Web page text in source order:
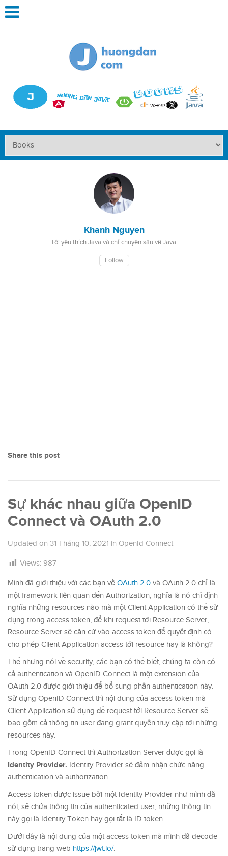
Khanh Nguyen
Tôi yêu thích Java và chỉ chuyên sâu về Java.
Follow
Share this post
Sự khác nhau giữa OpenID
Connect và OAuth 2.0
Updated on 31 Tháng 10, 2021 in OpenId Connect
Views: 987
Mình đã giới thiệu với các bạn về OAuth 2.0 và OAuth 2.0 chỉ là
một framework liên quan đến Authorization, nghĩa là nó chỉ định
nghĩa những resources nào mà một Client Application có thể sử
dụng trong access token, để khi request tới Resource Server,
Resource Server sẽ căn cứ vào access token để quyết định có
cho phép Client Application access tới resource hay là không?
Thế nhưng nói về security, các bạn có thể biết, chúng ta còn có
cả authentication và OpenID Connect là một extension của
OAuth 2.0 được giới thiệu để bổ sung phần authentication này.
Sử dụng OpenID Connect thì nội dung của access token mà
Client Application sử dụng để request tới Resource Server sẽ
bao gồm cả thông tin user đang grant quyền truy cập tới những
resources này.
Trong OpenID Connect thì Authorization Server được gọi là
Identity Provider. Identity Provider sẽ đảm nhận chức năng
authentication và authorization.
Access token được issue bởi một Identity Provider như mình đã
nói, sẽ chứa thông tin của authenticated user, những thông tin
này gọi là Identity Token hay gọi tắt là ID token.
Dưới đây là nội dung của một access token mà mình đã decode
sử dụng trang web https://jwt.io/: